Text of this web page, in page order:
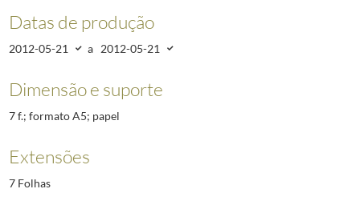
Datas de produção
2012-05-21 a 2012-05-21
Dimensão e suporte
7 f.; formato A5; papel
Extensões
7 Folhas